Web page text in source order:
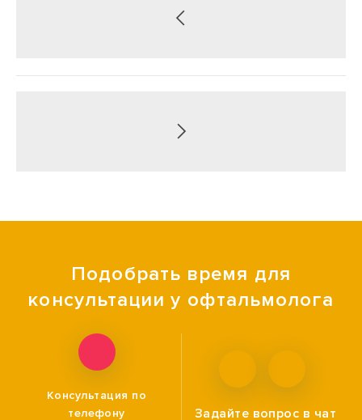
Подобрать время для
консультации у офтальмолога
Консультация по
телефону
Задайте вопрос в чат